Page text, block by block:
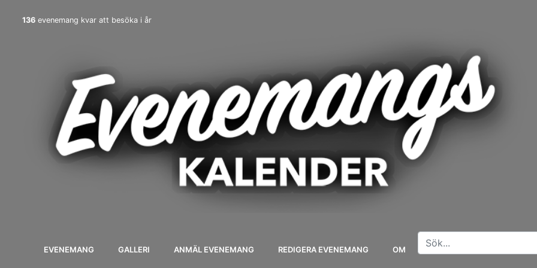
136 evenemang kvar att besöka i år
EVENEMANG GALLERI ANMÄL EVENEMANG REDIGERA EVENEMANG OM